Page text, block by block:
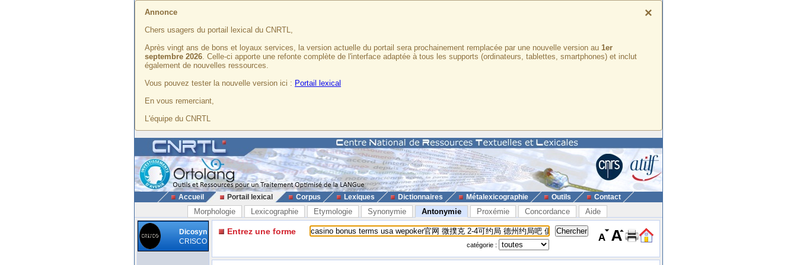
×
Annonce
Chers usagers du portail lexical du CNRTL,
Après vingt ans de bons et loyaux services, la version actuelle du portail sera prochainement remplacée par une nouvelle version au 1er
septembre 2026. Celle-ci apporte une refonte complète de l'interface adaptée à tous les supports (ordinateurs, tablettes, smartphones) et inclut
également de nouvelles ressources.
Vous pouvez tester la nouvelle version ici : Portail lexical
En vous remerciant,
L'équipe du CNRTL
Accueil Portail lexical Corpus Lexiques Dictionnaires Métalexicographie Outils Contact
Morphologie Lexicographie Etymologie Synonymie Antonymie Proxémie Concordance Aide
Dicosyn
CRISCO
Entrez une forme
catégorie :